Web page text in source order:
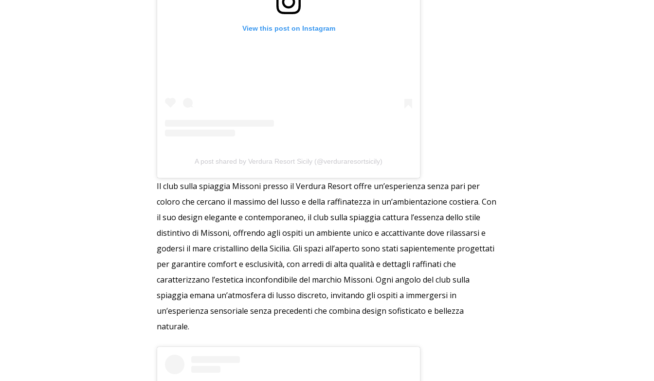
View this post on Instagram
A post shared by Verdura Resort Sicily (@verduraresortsicily)
Il club sulla spiaggia Missoni presso il Verdura Resort offre un’esperienza senza pari per
coloro che cercano il massimo del lusso e della raffinatezza in un’ambientazione costiera. Con
il suo design elegante e contemporaneo, il club sulla spiaggia cattura l’essenza dello stile
distintivo di Missoni, offrendo agli ospiti un ambiente unico e accattivante dove rilassarsi e
godersi il mare cristallino della Sicilia. Gli spazi all’aperto sono stati sapientemente progettati
per garantire comfort e esclusività, con arredi di alta qualità e dettagli raffinati che
caratterizzano l’estetica inconfondibile del marchio Missoni. Ogni angolo del club sulla
spiaggia emana un’atmosfera di lusso discreto, invitando gli ospiti a immergersi in
un’esperienza sensoriale senza precedenti che combina design sofisticato e bellezza
naturale.